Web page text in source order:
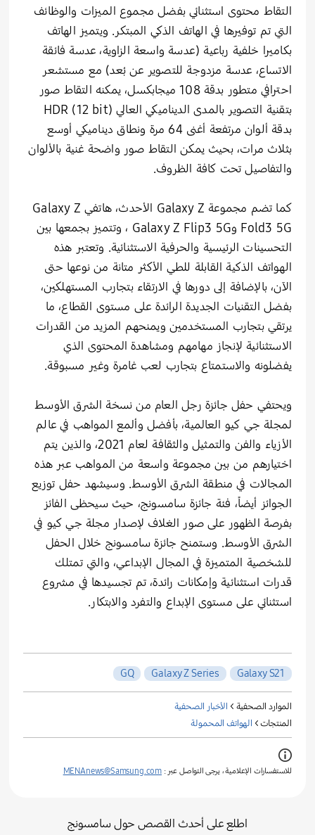
التقاط محتوى استثنائي بفضل مجموع الميزات والوظائف
التي تم توفيرها في الهاتف الذكي المبتكر. ويتميز الهاتف
بكاميرا خلفية رباعية (عدسة واسعة الزاوية، عدسة فائقة
الاتساع، عدسة مزدوجة للتصوير عن بُعد) مع مستشعر
احترافي متطور بدقة 108 ميجابكسل، يمكنه التقاط صور
بتقنية التصوير بالمدى الديناميكي العالي HDR (12 bit)
بدقة ألوان مرتفعة أغنى 64 مرة ونطاق ديناميكي أوسع
بثلاث مرات، بحيث يمكن التقاط صور واضحة غنية بالألوان
والتفاصيل تحت كافة الظروف.
كما تضم مجموعة Galaxy Z الأحدث، هاتفي Galaxy Z
Fold3 5G وGalaxy Z Flip3 5G ، وتتميز بجمعها بين
التحسينات الرئيسية والحرفية الاستثنائية. وتعتبر هذه
الهواتف الذكية القابلة للطي الأكثر متانة من نوعها حتى
الآن، بالإضافة إلى دورها في الارتقاء بتجارب المستهلكين،
بفضل التقنيات الجديدة الرائدة على مستوى القطاع، ما
يرتقي بتجارب المستخدمين ويمنحهم المزيد من القدرات
الاستثنائية لإنجاز مهامهم ومشاهدة المحتوى الذي
يفضلونه والاستمتاع بتجارب لعب غامرة وغير مسبوقة.
ويحتفي حفل جائزة رجل العام من نسخة الشرق الأوسط
لمجلة جي كيو العالمية، بأفضل وألمع المواهب في عالم
الأزياء والفن والتمثيل والثقافة لعام 2021، والذين يتم
اختيارهم من بين مجموعة واسعة من المواهب عبر هذه
المجالات في منطقة الشرق الأوسط. وسيشهد حفل توزيع
الجوائز أيضاً، فئة جائزة سامسونج، حيث سيحظى الفائز
بفرصة الظهور على صور الغلاف لإصدار مجلة جي كيو في
الشرق الأوسط. وستمنح جائزة سامسونج خلال الحفل
للشخصية المتميزة في المجال الإبداعي، والتي تمتلك
قدرات استثنائية وإمكانات رائدة، تم تجسيدها في مشروع
استثنائي على مستوى الإبداع والتفرد والابتكار.
Galaxy S21
Galaxy Z Series
GQ
الموارد الصحفية > الأخبار الصحفية
المنتجات > الهواتف المحمولة
للاستفسارات الإعلامية ، يرجى التواصل عبر : MENAnews@Samsung.com
اطلع على أحدث القصص حول سامسونج